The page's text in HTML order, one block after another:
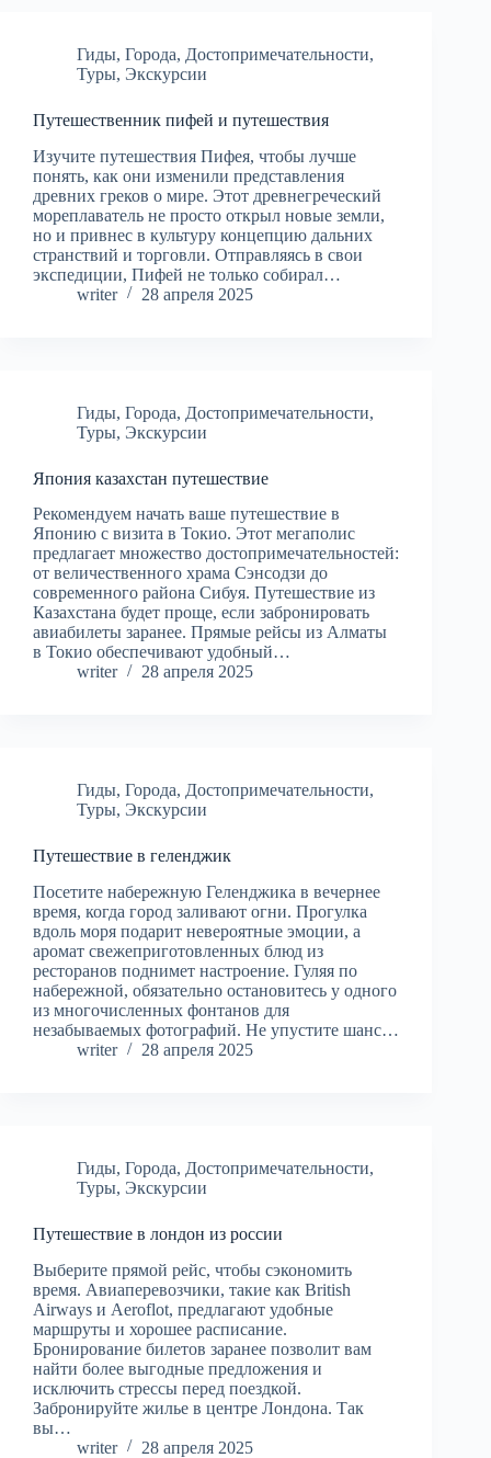
Гиды, Города, Достопримечательности,
Туры, Экскурсии
Путешественник пифей и путешествия
Изучите путешествия Пифея, чтобы лучше
понять, как они изменили представления
древних греков о мире. Этот древнегреческий
мореплаватель не просто открыл новые земли,
но и привнес в культуру концепцию дальних
странствий и торговли. Отправляясь в свои
экспедиции, Пифей не только собирал…
writer
28 апреля 2025
Гиды, Города, Достопримечательности,
Туры, Экскурсии
Япония казахстан путешествие
Рекомендуем начать ваше путешествие в
Японию с визита в Токио. Этот мегаполис
предлагает множество достопримечательностей:
от величественного храма Сэнсодзи до
современного района Сибуя. Путешествие из
Казахстана будет проще, если забронировать
авиабилеты заранее. Прямые рейсы из Алматы
в Токио обеспечивают удобный…
writer
28 апреля 2025
Гиды, Города, Достопримечательности,
Туры, Экскурсии
Путешествие в геленджик
Посетите набережную Геленджика в вечернее
время, когда город заливают огни. Прогулка
вдоль моря подарит невероятные эмоции, а
аромат свежеприготовленных блюд из
ресторанов поднимет настроение. Гуляя по
набережной, обязательно остановитесь у одного
из многочисленных фонтанов для
незабываемых фотографий. Не упустите шанс…
writer
28 апреля 2025
Гиды, Города, Достопримечательности,
Туры, Экскурсии
Путешествие в лондон из россии
Выберите прямой рейс, чтобы сэкономить
время. Авиаперевозчики, такие как British
Airways и Aeroflot, предлагают удобные
маршруты и хорошее расписание.
Бронирование билетов заранее позволит вам
найти более выгодные предложения и
исключить стрессы перед поездкой.
Забронируйте жилье в центре Лондона. Так
вы…
writer
28 апреля 2025